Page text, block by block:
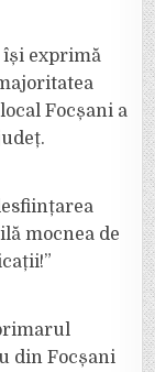
își exprimă
Focșani a
mocnea de
din Focșani